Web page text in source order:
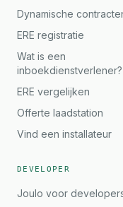
Dynamische
ERE registratie
Wat is een
inboekdienstverlener?
ERE vergelijken
Offerte laadstation
Vind een installateur
DEVELOPER
Joulo voor